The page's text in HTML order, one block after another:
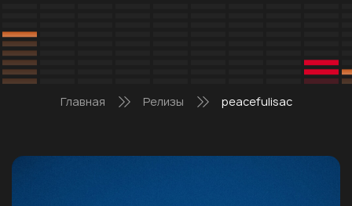
Главная Релизы peacefulisac